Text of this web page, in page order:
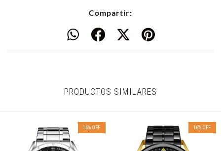
Compartir:
PRODUCTOS SIMILARES
16% OFF 16% OFF